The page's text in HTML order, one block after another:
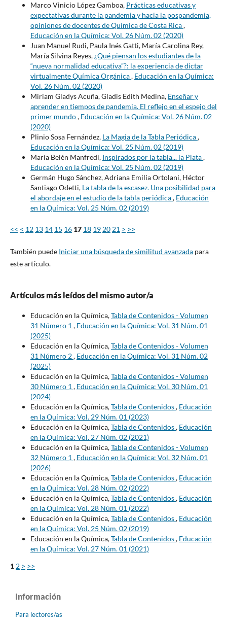
Marco Vinicio López Gamboa, Prácticas educativas y
expectativas durante la pandemia y hacia la pospandemia,
opiniones de docentes de Química de Costa Rica,
Educación en la Química: Vol. 26 Núm. 02 (2020)
Juan Manuel Rudi, Paula Inés Gatti, María Carolina Rey,
María Silvina Reyes,¿Qué piensan los estudiantes de la
“nueva normalidad educativa”?: la experiencia de dictar
virtualmente Química Orgánica, Educación en la Química:
Vol. 26 Núm. 02 (2020)
Miriam Gladys Acuña, Gladis Edith Medina, Enseñar y
aprender en tiempos de pandemia. El reflejo en el espejo del
primer mundo, Educación en la Química: Vol. 26 Núm. 02
(2020)
Plinio Sosa Fernández, La Magia de la Tabla Periódica,
Educación en la Química: Vol. 25 Núm. 02 (2019)
María Belén Manfredi, Inspirados por la tabla... la Plata,
Educación en la Química: Vol. 25 Núm. 02 (2019)
Germán Hugo Sánchez, Adriana Emilia Ortolani, Héctor
Santiago Odetti, La tabla de la escasez. Una posibilidad para
el abordaje en el estudio de la tabla periódica, Educación
en la Química: Vol. 25 Núm. 02 (2019)
<< < 12 13 14 15 16 17 18 19 20 21 > >>
También puede Iniciar una búsqueda de similitud avanzadapara
este artículo.
Artículos más leídos del mismo autor/a
Educación en la Química,Tabla de Contenidos - Volumen
31 Número 1 , Educación en la Química: Vol. 31 Núm. 01
(2025)
Educación en la Química,Tabla de Contenidos - Volumen
31 Número 2, Educación en la Química: Vol. 31 Núm. 02
(2025)
Educación en la Química,Tabla de Contenidos - Volumen
30 Número 1 , Educación en la Química: Vol. 30 Núm. 01
(2024)
Educación en la Química,Tabla de Contenidos, Educación
en la Química: Vol. 29 Núm. 01 (2023)
Educación en la Química,Tabla de Contenidos, Educación
en la Química: Vol. 27 Núm. 02 (2021)
Educación en la Química,Tabla de Contenidos - Volumen
32 Número 1 , Educación en la Química: Vol. 32 Núm. 01
(2026)
Educación en la Química,Tabla de Contenidos, Educación
en la Química: Vol. 28 Núm. 02 (2022)
Educación en la Química,Tabla de Contenidos, Educación
en la Química: Vol. 28 Núm. 01 (2022)
Educación en la Química,Tabla de Contenidos, Educación
en la Química: Vol. 25 Núm. 02 (2019)
Educación en la Química,Tabla de Contenidos, Educación
en la Química: Vol. 27 Núm. 01 (2021)
1 2 > >>
Información
Para lectores/as